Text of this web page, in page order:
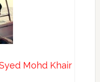
Mohd Khair